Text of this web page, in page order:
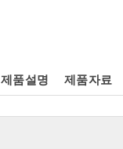
제품설명 제품자료